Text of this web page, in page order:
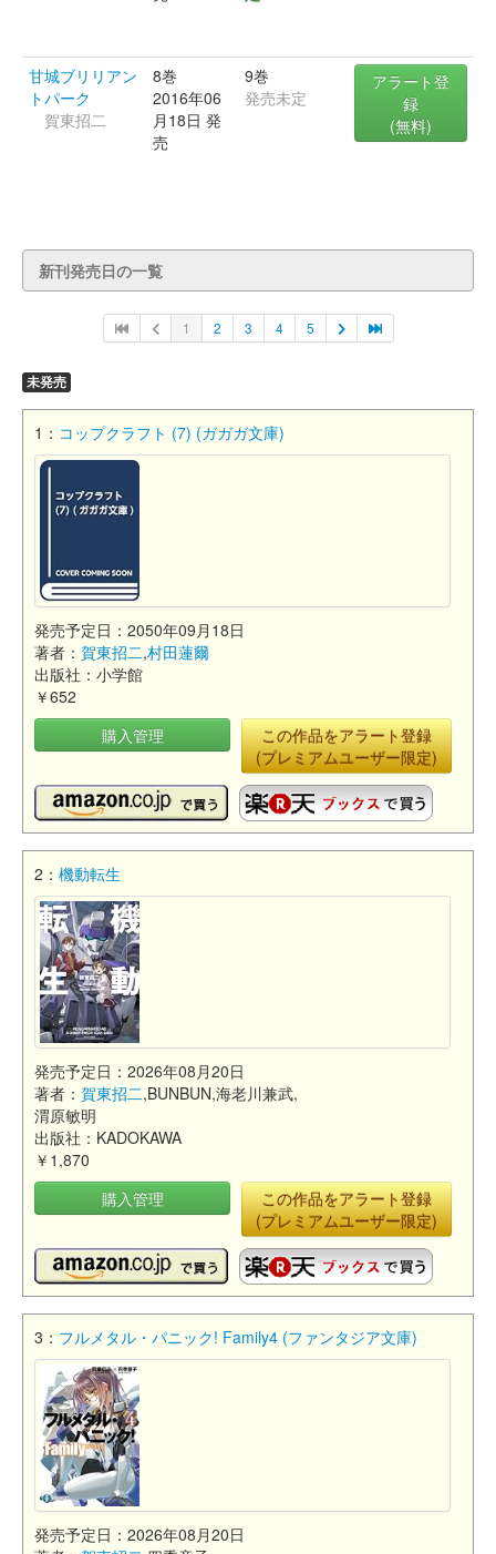
甘城ブリリアン
トパーク
賀東招二
8巻
2016年06
月18日 発
売
9巻
発売未定
アラート登
録
(無料)
新刊発売日の一覧
1 2 3 4 5
未発売
1： コップクラフト (7) (ガガガ文庫)
発売予定日：2050年09月18日
著者： 賀東招二,村田蓮爾
出版社：小学館
￥652
購入管理
この作品をアラート登録
(プレミアムユーザー限定)
2： 機動転生
発売予定日：2026年08月20日
著者： 賀東招二,BUNBUN,海老川兼武,
渭原敏明
出版社：KADOKAWA
￥1,870
購入管理
この作品をアラート登録
(プレミアムユーザー限定)
3： フルメタル・パニック! Family4 (ファンタジア文庫)
発売予定日：2026年08月20日